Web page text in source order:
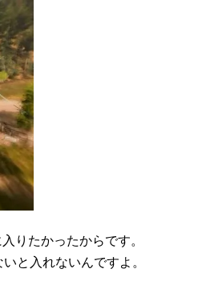
りたかったからです。
いと入れないんですよ。